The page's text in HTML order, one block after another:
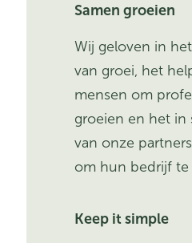
Samen groeien
Wij geloven in
van groei, het
mensen om
groeien en het in
van onze
om hun bedrijf te
Keep it simple